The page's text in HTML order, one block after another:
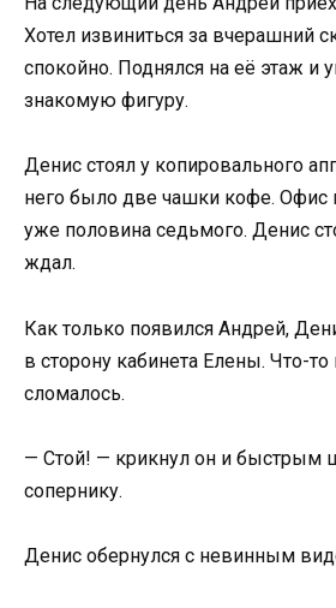
Хотел извиниться за вчерашний
спокойно. Поднялся на её этаж и
знакомую фигуру.
Денис стоял у копировального
него было две чашки кофе. Офис
уже половина седьмого. Денис
ждал.
Как только появился Андрей,
в сторону кабинета Елены. Что-
сломалось.
— Стой! — крикнул он и быстрым
сопернику.
Денис обернулся с невинным